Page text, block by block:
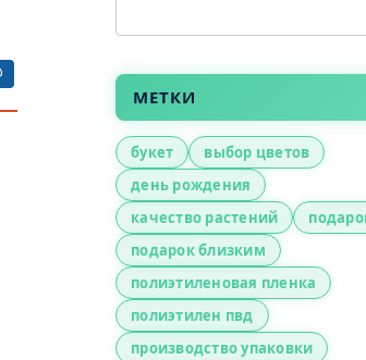
МЕТКИ
букет
выбор цветов
день рождения
качество растений
подарок близким
полиэтиленовая пленка
полиэтилен пвд
производство упаковки